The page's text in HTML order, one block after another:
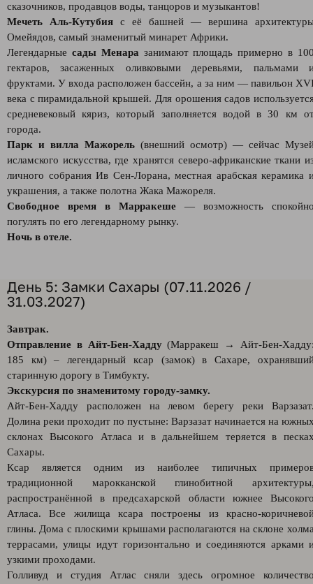
сказочников, продавцов воды, танцоров и музыкантов!
Мечеть Аль-Кутубия c её башней — вершина
Омейядов, самый знаменитый минарет Африки.
Легендарные сады Менара занимают площадь примерно в
гектаров, засаженных оливковыми деревьями, пальмами
фруктами. У входа расположен бассейн, а за ним — павильон
века с пирамидальной крышей. Для орошения садов
средневековый кяриз, который заполняется водой в 30 км
города.
Парк и вилла Мажорель (внешний осмотр) — сейчас
исламского искусства, где хранятся северо-африканские ткани
личного собрания Ив Сен-Лорана, местная арабская керамика
украшения, а также полотна Жака Мажореля.
Свободное время в Марракеше — возможность
погулять по его легендарному рынку.
Ночь в отеле.
День 5: Замки Сахары (07.11.2026 /
31.03.2027)
Завтрак.
Отправление в Айт-Бен-Хадду(Марракеш → Айт-Бен-
185 км) – легендарный ксар (замок) в Сахаре,
старинную дорогу в Тимбукту.
Экскурсия по знаменитому городу-замку.
Айт-Бен-Хадду расположен на левом берегу реки
Долина реки проходит по пустыне: Варзазат начинается на
склонах Высокого Атласа и в дальнейшем теряется в
Сахары.
Ксар является одним из наиболее типичных
традиционной марокканской глинобитной
распространённой в предсахарской области южнее
Атласа. Все жилища ксара построены из красно-
глины. Дома с плоскими крышами располагаются на склоне
террасами, улицы идут горизонтально и соединяются арками
узкими проходами.
Голливуд и студия Атлас сняли здесь огромное